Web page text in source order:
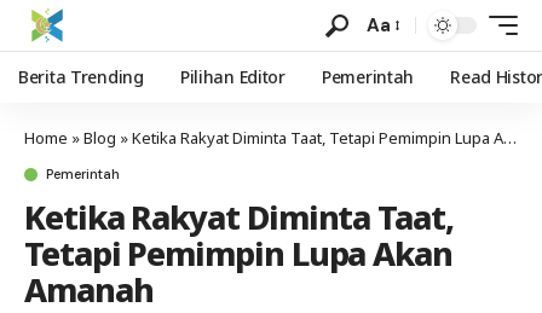
Aa
Berita Trending Pilihan Editor Pemerintah Read
Home »Blog »Ketika Rakyat Diminta Taat, Tetapi Pemimpin Lupa Akan Amanah
Pemerintah
Ketika Rakyat Diminta Taat,
Tetapi Pemimpin Lupa Akan
Amanah